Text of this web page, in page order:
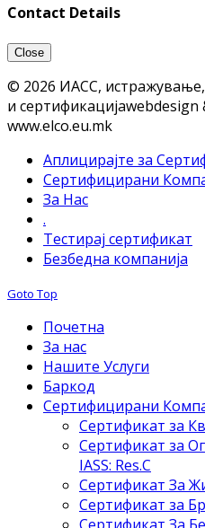
Contact Details
Close
© 2026 ИАСС, истражување,
и сертификацијаwebdesign
www.elco.eu.mk
Аплицирајте за
Сертифицирани
За Нас
.
Тестирај сертификат
Безбедна компанија
Goto Top
Почетна
За нас
Нашите Услуги
Баркод
Сертифицирани
Сертификат за
Сертификат за
IASS: Res.C
Сертификат За
Сертификат за